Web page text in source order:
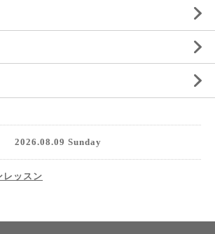
2026.08.09 Sunday
レッスン